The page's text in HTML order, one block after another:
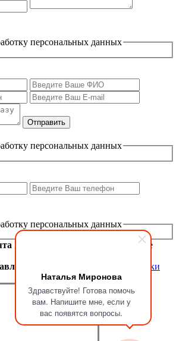
Наталья Миронова
Здравствуйте! Готова помочь
вам. Напишите мне, если у
вас появятся вопросы.
персональных данных
персональных данных
персональных данных
Мы перезвоним вам в ближайшее
в корзину
Продолжить покупки